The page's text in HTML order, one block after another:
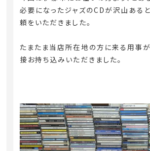
必要になったジャズのCDが沢山ある
頼をいただきました。
たまたま当店所在地の方に来る用事が
接お持ち込みいただきました。